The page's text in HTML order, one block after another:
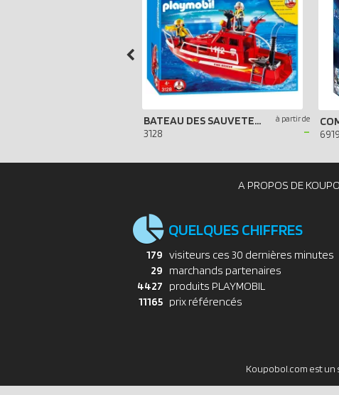
BATEAU DES SAUVETEURS POMPIERS
3128
à partir de
- 6919
A PROPOS DE
QUELQUES CHIFFRES
179 visiteurs ces 30 dernières minutes
29 marchands partenaires
4427 produits PLAYMOBIL
11165 prix référencés
Koupobol.com est un